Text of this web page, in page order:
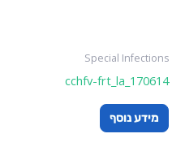
Special Infections
cchfv-frt_la_170614
מידע נוסף